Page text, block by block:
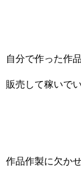
自分で作った作
販売して稼いで
作品作製に欠か